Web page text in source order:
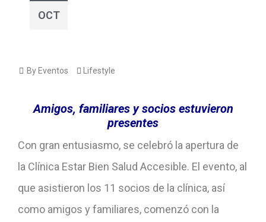
OCT
By Eventos Lifestyle
Amigos, familiares y socios estuvieron
presentes
Con gran entusiasmo, se celebró la apertura de
la Clínica Estar Bien Salud Accesible. El evento, al
que asistieron los 11 socios de la clínica, así
como amigos y familiares, comenzó con la